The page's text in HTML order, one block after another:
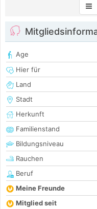
Age
Hier für
Land
Stadt
Herkunft
Familienstand
Bildungsniveau
Rauchen
Beruf
Meine Freunde
Mitglied seit